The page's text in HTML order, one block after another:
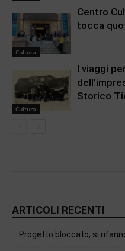
Cultura
Centro
tocca
Cultura
I viaggi
Storico
ARTICOLI RECENTI
Progetto bloccato, si